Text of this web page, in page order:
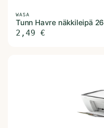
WASA
Tunn Havre näkkileipä
2,49 €